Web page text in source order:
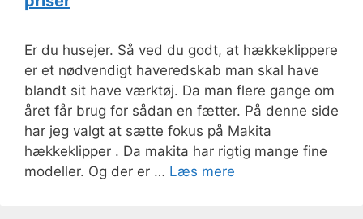
Er du husejer. Så ved du godt, at hækkeklippere
er et nødvendigt haveredskab man skal have
blandt sit have værktøj. Da man flere gange om
året får brug for sådan en fætter. På denne side
har jeg valgt at sætte fokus på Makita
hækkeklipper . Da makita har rigtig mange fine
modeller. Og der er … Læs mere